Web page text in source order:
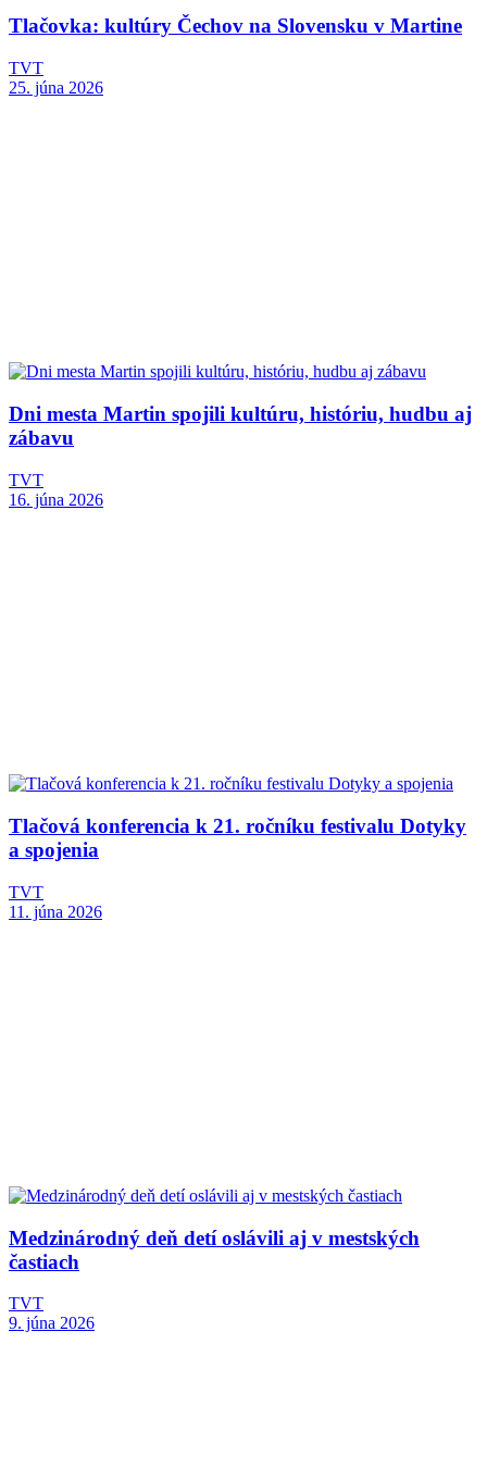
Tlačovka: kultúry Čechov na Slovensku v Martine
TVT
25. júna 2026
Dni mesta Martin spojili kultúru, históriu, hudbu aj
zábavu
TVT
16. júna 2026
Tlačová konferencia k 21. ročníku festivalu Dotyky
a spojenia
TVT
11. júna 2026
Medzinárodný deň detí oslávili aj v mestských
častiach
TVT
9. júna 2026